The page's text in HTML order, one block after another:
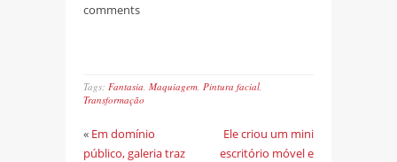
comments
Tags: Fantasia Maquiagem Pintura facial
Transformação
« Em domínio
público, galeria traz
Ele criou um mini
escritório móvel e